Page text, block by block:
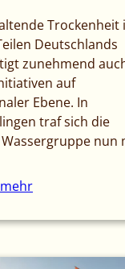
Trockenheit
Deutschlands
zunehmend
auf
Ebene. In
traf sich die
nun